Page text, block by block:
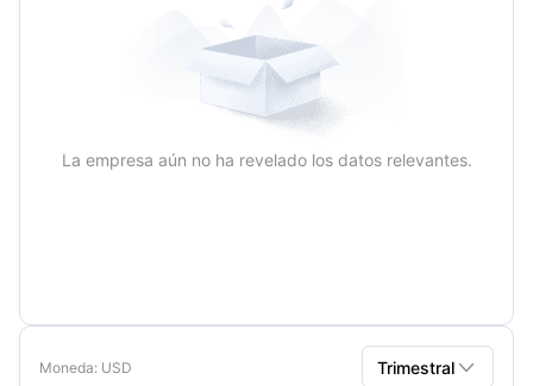
La empresa aún no ha revelado los datos relevantes.
Moneda: USD Trimestral 